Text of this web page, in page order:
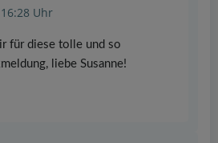
Uhr
für diese tolle und so
liebe Susanne!